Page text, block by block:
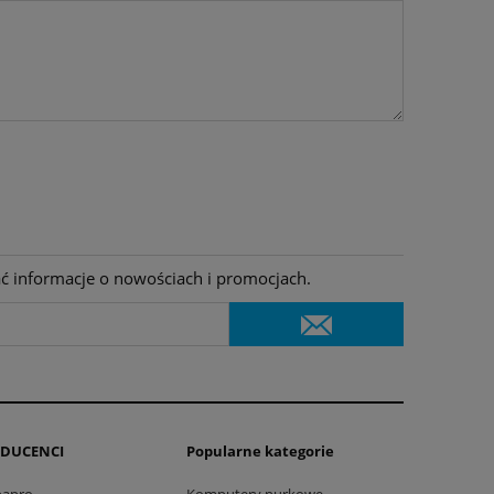
informacje o nowościach i promocjach.
Popularne kategorie